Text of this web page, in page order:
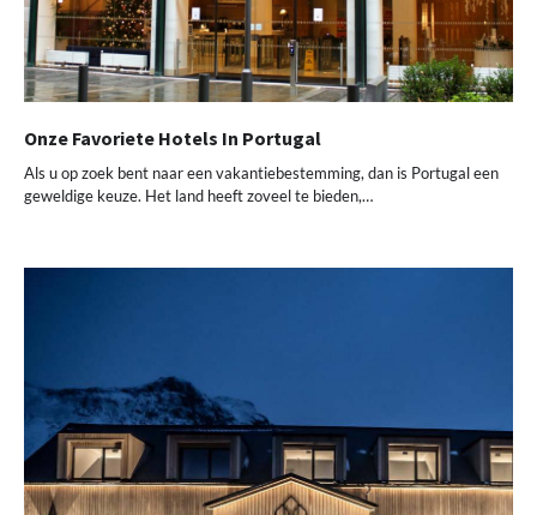
Onze Favoriete Hotels In Portugal
Als u op zoek bent naar een vakantiebestemming, dan is Portugal een
geweldige keuze. Het land heeft zoveel te bieden,…